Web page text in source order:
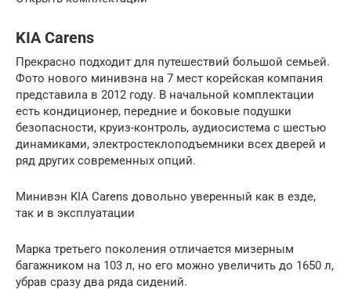
KIA Carens
Прекрасно подходит для путешествий большой семьей.
Фото нового минивэна на 7 мест корейская компания
представила в 2012 году. В начальной комплектации
есть кондиционер, передние и боковые подушки
безопасности, круиз-контроль, аудиосистема с шестью
динамиками, электростеклоподъемники всех дверей и
ряд других современных опций.
Минивэн KIA Carens довольно уверенный как в езде,
так и в эксплуатации
Марка третьего поколения отличается мизерным
багажником на 103 л, но его можно увеличить до 1650 л,
убрав сразу два ряда сидений.